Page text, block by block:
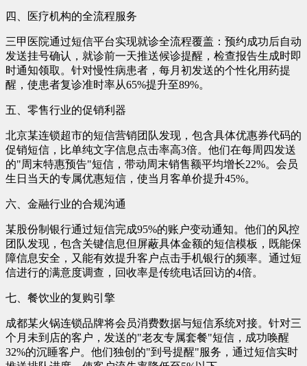
四、医疗机构的全流程服务
三甲医院通过短信平台实现就诊全流程覆盖：预约成功后自动
发送挂号确认，就诊前一天推送候诊提醒，检查报告生成时即
时通知领取。针对慢性病患者，每月初发送的个性化用药提
醒，使患者复诊准时率从65%提升至89%。
五、零售行业的促销利器
北京某连锁超市的短信营销团队发现，包含具体优惠券代码的
促销短信，比单纯文字信息点击率高3倍。他们在每周四发送
的"周末特惠预告"短信，带动周末销售额平均增长22%。会员
生日当天的专属优惠短信，使当月客单价提升45%。
六、金融行业的合规沟通
某股份制银行通过短信完成95%的账户变动通知。他们的风控
团队发现，包含关键信息但屏蔽具体金额的短信模板，既能保
障信息安全，又能有效提升客户点击手机银行的频率。通过短
信进行的满意度调查，回收率是传统电话回访的4倍。
七、餐饮业的复购引擎
成都某火锅连锁品牌将会员消费数据与短信系统对接。针对三
个月未到店的客户，发送的"老友专属套餐"短信，成功唤醒
32%的沉睡客户。他们独创的"到号提醒"服务，通过短信实时